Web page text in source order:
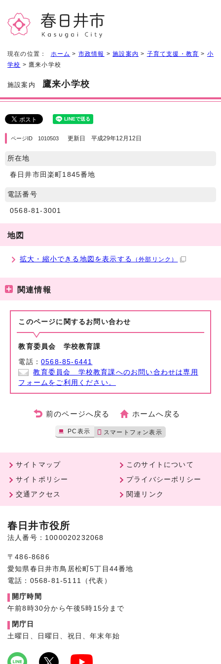
現在の位置： ホーム > 市政情報 >施設案内 > 子育て支援・教育 > 小
学校 > 鷹来小学校
施設案内 鷹来小学校
ページID 1010503 更新日 平成29年12月12日
所在地
春日井市田楽町1845番地
電話番号
0568-81-3001
地図
拡大・縮小できる地図を表示する （外部リンク）
関連情報
このページに関する お問い合わせ
教育委員会 学校教育課
電話：0568-85-6441
教育委員会 学校教育課へのお問い合わせは専用
フォームをご利用ください。
前のページへ戻る ホームへ戻る
PC表示 スマートフォン表示
サイトマップ
このサイトについて
サイトポリシー
プライバシーポリシー
交通アクセス
関連リンク
春日井市役所
法人番号：1000020232068
〒486-8686
愛知県春日井市鳥居松町5丁目44番地
電話：0568-81-5111（代表）
開庁時間
午前8時30分から午後5時15分まで
閉庁日
土曜日、日曜日、祝日、年末年始